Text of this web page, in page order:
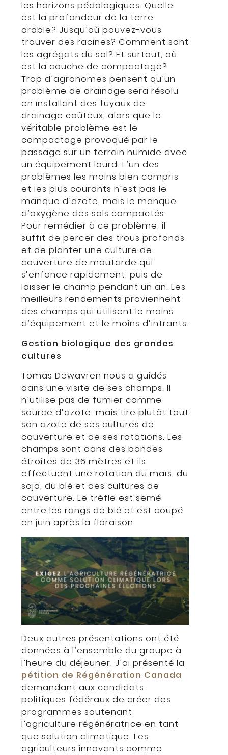
les horizons pédologiques. Quelle
est la profondeur de la terre
arable? Jusqu’où pouvez-vous
trouver des racines? Comment sont
les agrégats du sol? Et surtout, où
est la couche de compactage?
Trop d’agronomes pensent qu’un
problème de drainage sera résolu
en installant des tuyaux de
drainage coûteux, alors que le
véritable problème est le
compactage provoqué par le
passage sur un terrain humide avec
un équipement lourd. L’un des
problèmes les moins bien compris
et les plus courants n’est pas le
manque d’azote, mais le manque
d’oxygène des sols compactés.
Pour remédier à ce problème, il
suffit de percer des trous profonds
et de planter une culture de
couverture de moutarde qui
s’enfonce rapidement, puis de
laisser le champ pendant un an. Les
meilleurs rendements proviennent
des champs qui utilisent le moins
d’équipement et le moins d’intrants.
Gestion biologique des grandes
cultures
Tomas Dewavren nous a guidés
dans une visite de ses champs. Il
n’utilise pas de fumier comme
source d’azote, mais tire plutôt tout
son azote de ses cultures de
couverture et de ses rotations. Les
champs sont dans des bandes
étroites de 36 mètres et ils
effectuent une rotation du maïs, du
soja, du blé et des cultures de
couverture. Le trèfle est semé
entre les rangs de blé et est coupé
en juin après la floraison.
Deux autres présentations ont été
données à l’ensemble du groupe à
l’heure du déjeuner. J’ai présenté la
pétition de Régénération Canada
demandant aux candidats
politiques fédéraux de créer des
programmes soutenant
l’agriculture régénératrice en tant
que solution climatique. Les
agriculteurs innovants comme